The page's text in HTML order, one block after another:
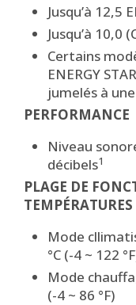
Jusqu’à 12,5
Jusqu’à 10,0
Certains
ENERGY
jumelés à
PERFORMANCE
Niveau
décibels1
PLAGE DE
TEMPÉRATURES
Mode
°C (-4 ~ 122
Mode
(-4 ~ 86 °F)